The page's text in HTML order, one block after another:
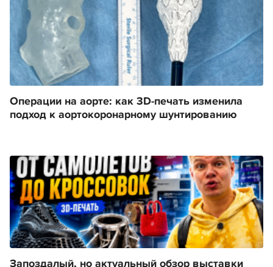
Операции на аорте: как 3D-печать изменила
подход к аортокоронарному шунтированию
Запоздалый, но актуальный обзор выставки